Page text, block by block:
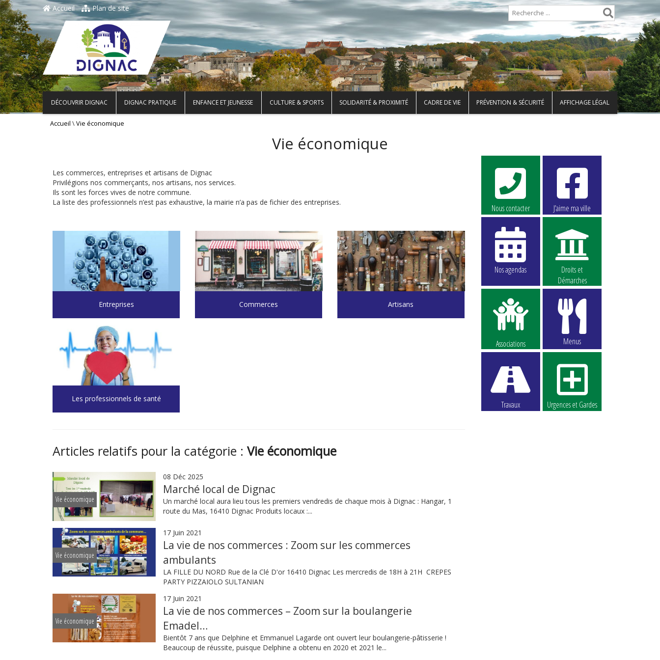
Accueil Plan de site
DÉCOUVRIR DIGNAC DIGNAC PRATIQUE ENFANCE ET JEUNESSE CULTURE & SPORTS SOLIDARITÉ & PROXIMITÉ CADRE DE VIE PRÉVENTION & SÉCURITÉ AFFICHAGE LÉGAL
Accueil \Vie économique
Vie économique
Les commerces, entreprises et artisans de Dignac
Privilégions nos commerçants, nos artisans, nos services.
Ils sont les forces vives de notre commune.
La liste des professionnels n’est pas exhaustive, la mairie n’a pas de fichier des entreprises.
Entreprises Commerces Artisans
Les professionnels de santé
Articles relatifs pour la catégorie : Vie économique
Vie économique
08 Déc 2025
Marché local de Dignac
Un marché local aura lieu tous les premiers vendredis de chaque mois à Dignac : Hangar, 1
route du Mas, 16410 Dignac Produits locaux :...
Vie économique
17 Juin 2021
La vie de nos commerces : Zoom sur les commerces
ambulants
LA FILLE DU NORD Rue de la Clé D'or 16410 Dignac Les mercredis de 18H à 21H CREPES
PARTY PIZZAIOLO SULTANIAN
Vie économique
17 Juin 2021
La vie de nos commerces – Zoom sur la boulangerie
Emadel…
Bientôt 7 ans que Delphine et Emmanuel Lagarde ont ouvert leur boulangerie-pâtisserie !
Beaucoup de réussite, puisque Delphine a obtenu en 2020 et 2021 le...
Nous contacter J’aime ma ville
Nos agendas
Droits et
Démarches
Associations Menus
Travaux Urgences et Gardes